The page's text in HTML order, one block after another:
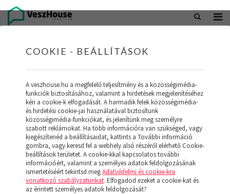
office@veszhouse.hu +36 20 402 5098
INGATLAN KÉSZLETÜNK
(19)
COOKIE - BEÁLLÍTÁSOK
A veszhouse.hu a megfelelő teljesítmény és a közösségimédia-
funkciók biztosításához, valamint a hirdetések megjelenítéséhez
kéri a cookie-k elfogadását. A harmadik felek közösségimédia-
és hirdetési cookie-jai használatával biztosítunk
közösségimédia-funkciókat, és jelenítünk meg személyre
szabott reklámokat. Ha több információra van szükséged, vagy
kiegészítenéd a beállításaidat, kattints a További információ
gombra, vagy keresd fel a webhely alsó részéről elérhető Cookie-
beállítások területet. A cookie-kkal kapcsolatos további
információért, valamint a személyes adatok feldolgozásának
ismertetéséért tekintsd megAdatvédelmi és cookie-kra
vonatkozó szabályzatunkat. Elfogadod ezeket a cookie-kat és
az érintett személyes adatok feldolgozását?